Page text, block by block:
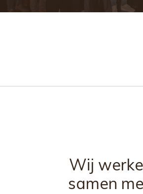
Wij
samen